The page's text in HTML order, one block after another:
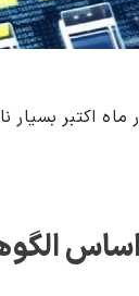
ماه اکتبر بسیار